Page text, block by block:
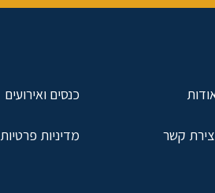
כנסים ואירועים
קשר מדיניות פרטיות